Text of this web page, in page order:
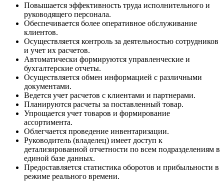
Повышается эффективность труда исполнительного и
руководящего персонала.
Обеспечивается более оперативное обслуживание
клиентов.
Осуществляется контроль за деятельностью сотрудников
и учет их расчетов.
Автоматически формируются управленческие и
бухгалтерские отчеты.
Осуществляется обмен информацией с различными
документами.
Ведется учет расчетов с клиентами и партнерами.
Планируются расчеты за поставленный товар.
Упрощается учет товаров и формирование
ассортимента.
Облегчается проведение инвентаризации.
Руководитель (владелец) имеет доступ к
детализированной отчетности по всем подразделениям в
единой базе данных.
Предоставляется статистика оборотов и прибыльности в
режиме реального времени.